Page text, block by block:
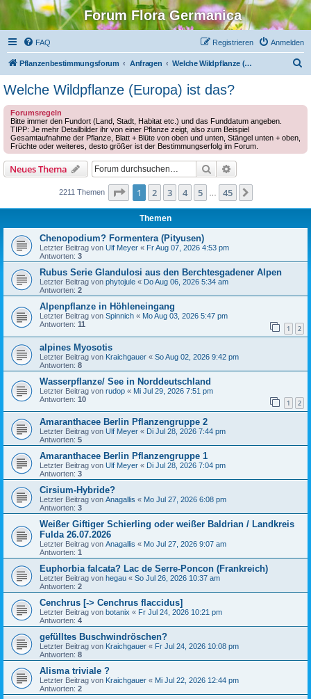
Forum Flora Germanica
FAQ Anmelden
Registrieren
Pflanzenbestimmungsforum Anfragen Welche Wildpflanze (Europa) ist das?
Welche Wildpflanze (Europa) ist das?
Forumsregeln
Bitte immer den Fundort (Land, Stadt, Habitat etc.) und das Funddatum angeben.
TIPP: Je mehr Detailbilder ihr von einer Pflanze zeigt, also zum Beispiel
Gesamtaufnahme der Pflanze, Blatt + Blüte von oben und unten, Stängel unten + oben,
Früchte oder weiteres, desto größer ist der Bestimmungserfolg im Forum.
Neues Thema Suche
2211 Themen Seite 1von 45
1 2 3 4 5 45
Themen
Chenopodium? Formentera (Pityusen)
Letzter Beitrag von Ulf Meyer « Fr Aug 07, 2026 4:53 pm
Antworten: 3
Rubus Serie Glandulosi aus den Berchtesgadener Alpen
Letzter Beitrag von phytojule « Do Aug 06, 2026 5:34 am
Antworten: 2
Alpenpflanze in Höhleneingang
Letzter Beitrag von Spinnich « Mo Aug 03, 2026 5:47 pm
Antworten: 11 1 2
alpines Myosotis
Letzter Beitrag von Kraichgauer « So Aug 02, 2026 9:42 pm
Antworten: 8
Wasserpflanze/ See in Norddeutschland
Letzter Beitrag von rudop « Mi Jul 29, 2026 7:51 pm
Antworten: 10 1 2
Amaranthacee Berlin Pflanzengruppe 2
Letzter Beitrag von Ulf Meyer « Di Jul 28, 2026 7:44 pm
Antworten: 5
Amaranthacee Berlin Pflanzengruppe 1
Letzter Beitrag von Ulf Meyer « Di Jul 28, 2026 7:04 pm
Antworten: 3
Cirsium-Hybride?
Letzter Beitrag von Anagallis « Mo Jul 27, 2026 6:08 pm
Antworten: 3
Weißer Giftiger Schierling oder weißer Baldrian / Landkreis
Fulda 26.07.2026
Letzter Beitrag von Anagallis « Mo Jul 27, 2026 9:07 am
Antworten: 1
Euphorbia falcata? Lac de Serre-Poncon (Frankreich)
Letzter Beitrag von hegau « So Jul 26, 2026 10:37 am
Antworten: 2
Cenchrus [-> Cenchrus flaccidus]
Letzter Beitrag von botanix « Fr Jul 24, 2026 10:21 pm
Antworten: 4
gefülltes Buschwindröschen?
Letzter Beitrag von Kraichgauer « Fr Jul 24, 2026 10:08 pm
Antworten: 8
Alisma triviale ?
Letzter Beitrag von Kraichgauer « Mi Jul 22, 2026 12:44 pm
Antworten: 2